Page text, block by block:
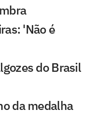
'Não é
do Brasil
da medalha